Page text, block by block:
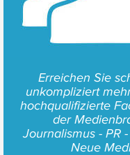
Erreichen Sie
unkompliziert
hochqualifizierte
der
Journalismus - PR
Neue